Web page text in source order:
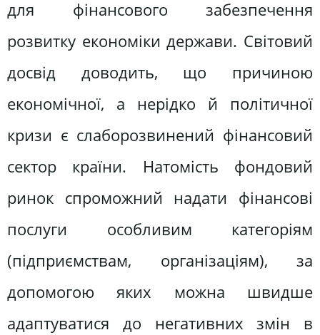
для фінансового забезпечення
розвитку економіки держави. Світовий
досвід доводить, що причиною
економічної, а нерідко й політичної
кризи є слаборозвинений фінансовий
сектор країни. Натомість фондовий
ринок спроможний надати фінансові
послуги особливим категоріям
(підприємствам, організаціям), за
допомогою яких можна швидше
адаптуватися до негативних змін в